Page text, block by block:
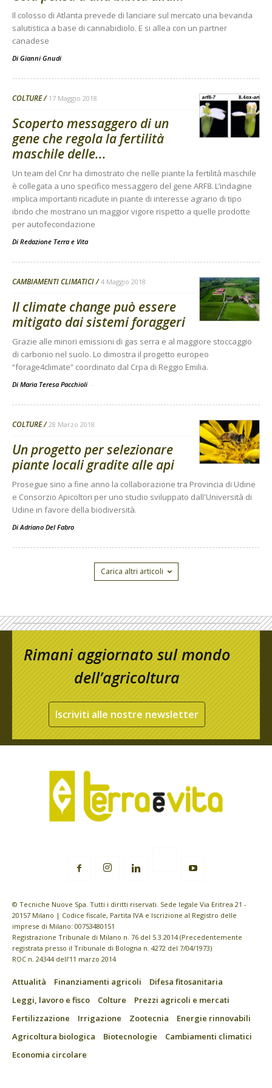
Il colosso di Atlanta prevede di lanciare sul mercato una bevanda
salutistica a base di cannabidiolo. E si allea con un partner
canadese
Di Gianni Gnudi
COLTURE 17 Maggio 2018
Scoperto messaggero di un
gene che regola la fertilità
maschile delle...
Un team del Cnr ha dimostrato che nelle piante la fertilità maschile
è collegata a uno specifico messaggero del gene ARF8. L’indagine
implica importanti ricadute in piante di interesse agrario di tipo
ibrido che mostrano un maggior vigore rispetto a quelle prodotte
per autofecondazione
Di Redazione Terra e Vita
CAMBIAMENTI CLIMATICI 4 Maggio 2018
Il climate change può essere
mitigato dai sistemi foraggeri
Grazie alle minori emissioni di gas serra e al maggiore stoccaggio
di carbonio nel suolo. Lo dimostra il progetto europeo
“forage4climate” coordinato dal Crpa di Reggio Emilia.
Di Maria Teresa Pacchioli -
COLTURE 28 Marzo 2018
Un progetto per selezionare
piante locali gradite alle api
Prosegue sino a fine anno la collaborazione tra Provincia di Udine
e Consorzio Apicoltori per uno studio sviluppato dall'Università di
Udine in favore della biodiversità.
Di Adriano Del Fabro
Carica altri articoli
Rimani aggiornato sul mondo
dell’agricoltura
Iscriviti alle nostre newsletter
© Tecniche Nuove Spa. Tutti i diritti riservati. Sede legale Via Eritrea 21 -
20157 Milano | Codice fiscale, Partita IVA e Iscrizione al Registro delle
imprese di Milano: 00753480151
Registrazione Tribunale di Milano n. 76 del 5.3.2014 (Precedentemente
registrata presso il Tribunale di Bologna n. 4272 del 7/04/1973)
ROC n. 24344 dell’11 marzo 2014
Attualità Finanziamenti agricoli
Difesa fitosanitaria
Leggi, lavoro e fisco
Colture
Prezzi agricoli e mercati
Fertilizzazione
Irrigazione Zootecnia
Energie rinnovabili
Agricoltura biologica
Biotecnologie
Cambiamenti climatici
Economia circolare